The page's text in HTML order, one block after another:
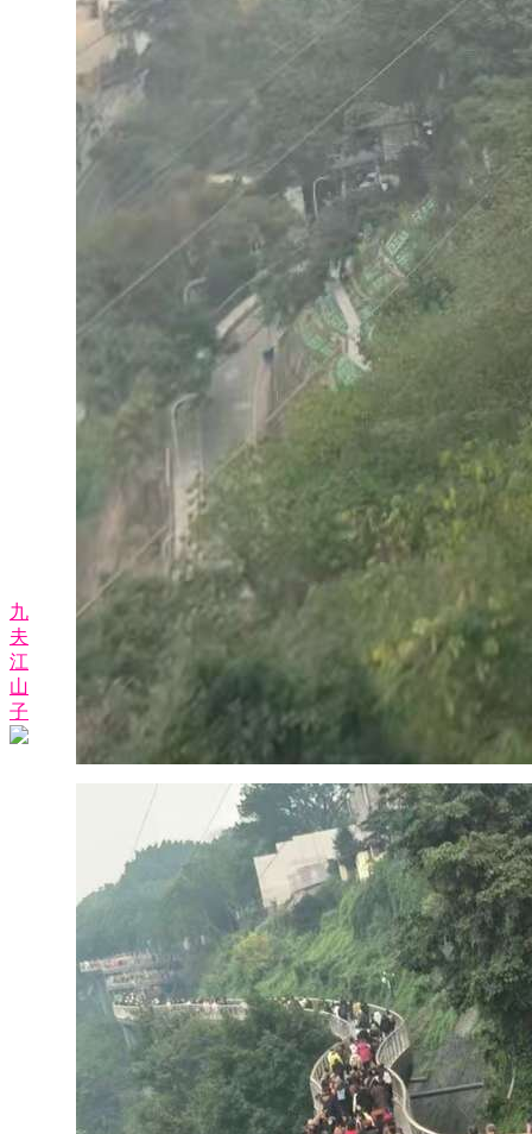
九
夫
江
山
子